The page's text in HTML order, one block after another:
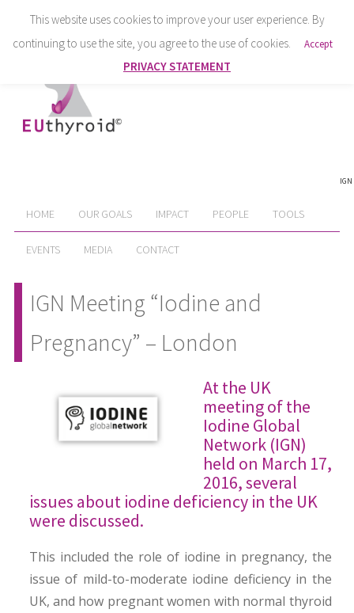
HOME OUR GOALS IMPACT PEOPLE TOOLS
EVENTS MEDIA CONTACT
IGN Meeting “Iodine and
Pregnancy” – London
At the UK
meeting of the
Iodine Global
Network (IGN)
held on March 17,
2016, several
issues about iodine deficiency in the UK
were discussed.
This included the role of iodine in pregnancy, the
issue of mild-to-moderate iodine deficiency in the
UK, and how pregnant women with normal thyroid
IGN
This website uses cookies to improve your user experience. By
continuing to use the site, you agree to the use of cookies.
Accept
PRIVACY STATEMENT